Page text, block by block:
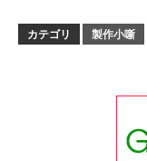
カテゴリ 製作小噺